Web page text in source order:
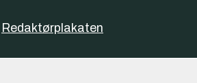
Redaktørplakaten